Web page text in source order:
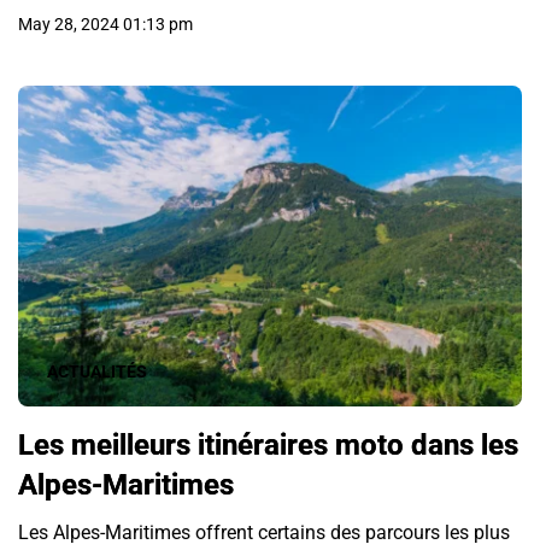
May 28, 2024 01:13 pm
ACTUALITÉS
Les meilleurs itinéraires moto dans les
Alpes-Maritimes
Les Alpes-Maritimes offrent certains des parcours les plus